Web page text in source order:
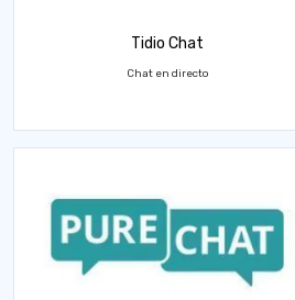
Tidio Chat
Chat en directo